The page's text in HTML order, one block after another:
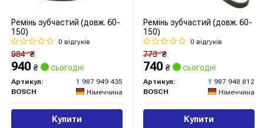
Ремінь зубчастий (довж. 60-
150)
0 відгуків
984₴
940 ₴ сьогодні
Артикул:
1 987 949 435
BOSCH
Німеччина
Купити
Ремінь зубчастий (довж. 60-
150)
0 відгуків
773₴
740 ₴ сьогодні
Артикул:
1 987 948 812
BOSCH
Німеччина
Купити